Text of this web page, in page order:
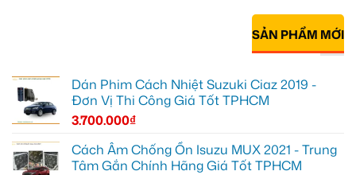
SẢN PHẨM MỚI
Dán Phim Cách Nhiệt Suzuki Ciaz 2019 -
Đơn Vị Thi Công Giá Tốt TPHCM
3.700.000₫
Cách Âm Chống Ồn Isuzu MUX 2021 - Trung
Tâm Gắn Chính Hãng Giá Tốt TPHCM